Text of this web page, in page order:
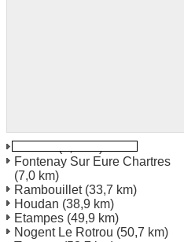
Fontenay Sur Eure Chartres
(7,0 km)
Rambouillet(33,7 km)
Houdan (38,9 km)
Etampes (49,9 km)
Nogent Le Rotrou (50,7 km)